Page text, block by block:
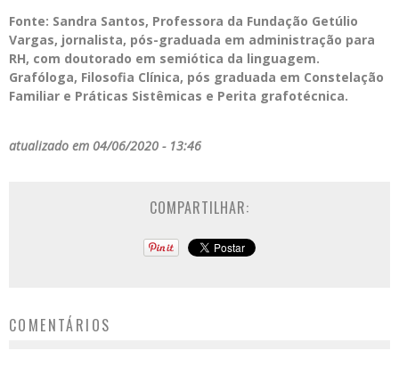
Fonte: Sandra Santos, Professora da Fundação Getúlio
Vargas, jornalista, pós-graduada em administração para
RH, com doutorado em semiótica da linguagem.
Grafóloga, Filosofia Clínica, pós graduada em Constelação
Familiar e Práticas Sistêmicas e Perita grafotécnica.
atualizado em 04/06/2020 - 13:46
COMPARTILHAR:
COMENTÁRIOS